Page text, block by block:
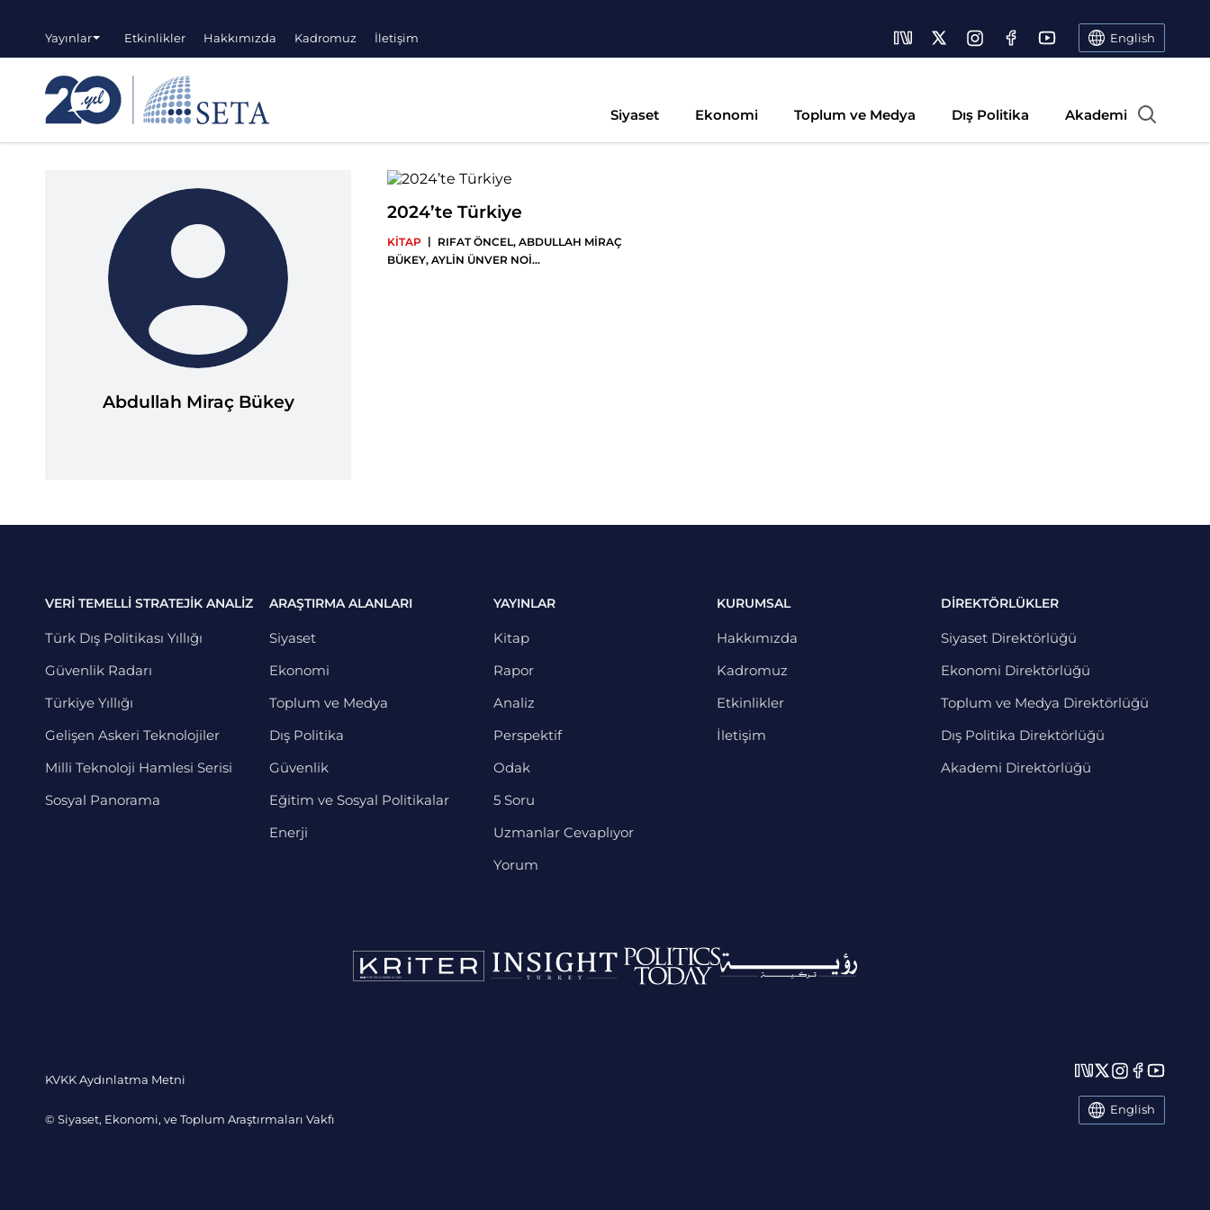
Yayınlar Etkinlikler Hakkımızda Kadromuz İletişim English
Siyaset Ekonomi Toplum ve Medya Dış Politika Akademi
Abdullah Miraç Bükey
2024’te Türkiye
KİTAP | RIFAT ÖNCEL, ABDULLAH MİRAÇ
BÜKEY, AYLİN ÜNVER NOİ...
VERİ TEMELLİ STRATEJİK ANALİZ
Türk Dış Politikası Yıllığı
Güvenlik Radarı
Türkiye Yıllığı
Gelişen Askeri Teknolojiler
Milli Teknoloji Hamlesi Serisi
Sosyal Panorama
ARAŞTIRMA ALANLARI
Siyaset
Ekonomi
Toplum ve Medya
Dış Politika
Güvenlik
Eğitim ve Sosyal Politikalar
Enerji
YAYINLAR
Kitap
Rapor
Analiz
Perspektif
Odak
5 Soru
Uzmanlar Cevaplıyor
Yorum
KURUMSAL
Hakkımızda
Kadromuz
Etkinlikler
İletişim
DİREKTÖRLÜKLER
Siyaset Direktörlüğü
Ekonomi Direktörlüğü
Toplum ve Medya Direktörlüğü
Dış Politika Direktörlüğü
Akademi Direktörlüğü
KVKK Aydınlatma Metni
© Siyaset, Ekonomi, ve Toplum Araştırmaları Vakfı
English